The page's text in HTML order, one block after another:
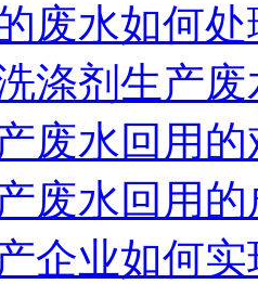
废水如何
涤剂生产
废水回用
废水回用
企业如何